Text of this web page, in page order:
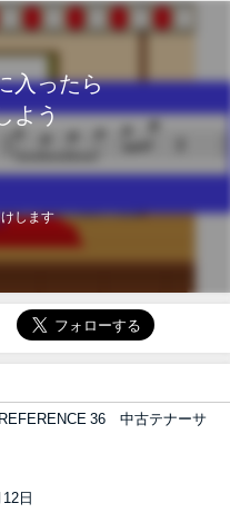
入ったら
よう
します
日